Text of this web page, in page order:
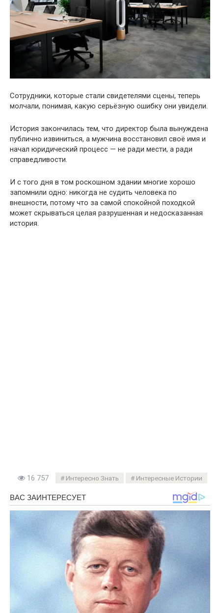
Сотрудники, которые стали свидетелями сцены, теперь
молчали, понимая, какую серьёзную ошибку они увидели.
История закончилась тем, что директор была вынуждена
публично извиниться, а мужчина восстановил своё имя и
начал юридический процесс — не ради мести, а ради
справедливости.
И с того дня в том роскошном здании многие хорошо
запомнили одно: никогда не судить человека по
внешности, потому что за самой спокойной походкой
может скрываться целая разрушенная и недосказанная
история.
16 757 Интересно Знать Интересные Истории